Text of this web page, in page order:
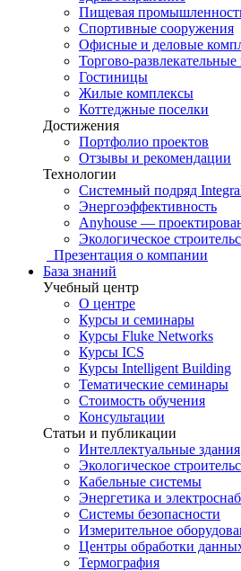
Пищевая
Спортивные сооружения
Офисные и деловые
Торгово-
Гостиницы
Жилые комплексы
Коттеджные поселки
Достижения
Портфолио проектов
Отзывы и рекомендации
Технологии
Системный подряд
Энергоэффективность
Anyhouse —
Экологическое
Презентация о компании
База знаний
Учебный центр
О центре
Курсы и семинары
Курсы Fluke Networks
Курсы ICS
Курсы Intelligent Building
Тематические семинары
Стоимость обучения
Консультации
Статьи и публикации
Интеллектуальные здания
Экологическое
Кабельные системы
Энергетика и
Системы безопасности
Измерительное
Центры обработки
Термография